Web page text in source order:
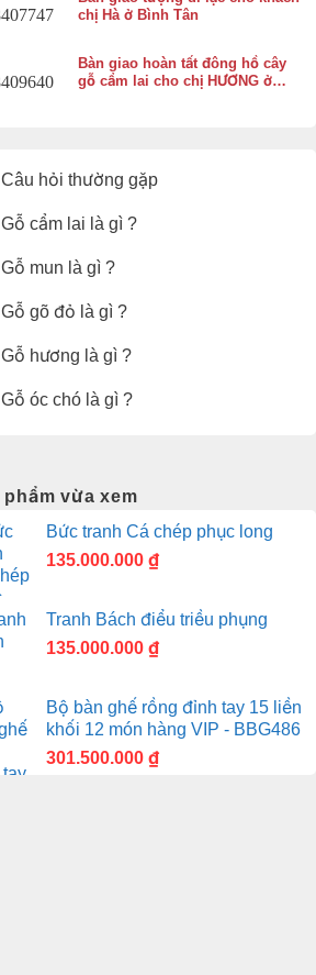
chị Hà ở Bình Tân
Bàn giao hoàn tất đông hồ cây
gỗ cẩm lai cho chị HƯƠNG ở
Câu hỏi thường gặp
Gỗ cẩm lai là gì ?
Gỗ mun là gì ?
Gỗ gõ đỏ là gì ?
Gỗ hương là gì ?
Gỗ óc chó là gì ?
phẩm vừa xem
Bức tranh Cá chép phục long
135.000.000 ₫
Tranh Bách điểu triều phụng
135.000.000 ₫
Bộ bàn ghế rồng đỉnh tay 15 liền
khối 12 món hàng VIP - BBG486
301.500.000 ₫